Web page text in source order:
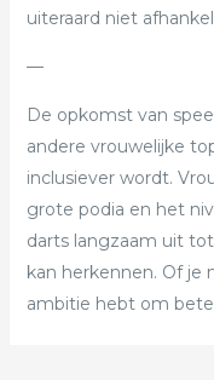
uiteraard niet
—
De opkomst van
andere vrouwelijke
inclusiever wordt.
grote podia en het
darts langzaam uit
kan herkennen. Of je
ambitie hebt om